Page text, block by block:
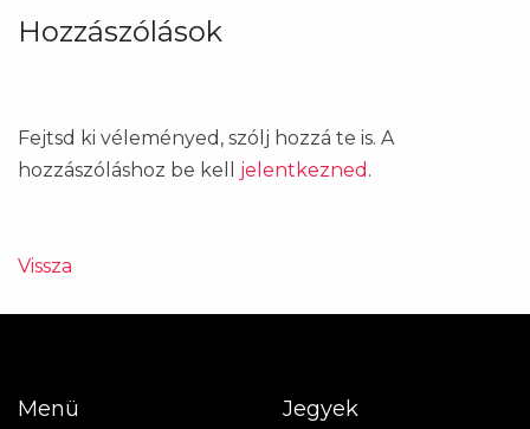
Hozzászólások
Fejtsd ki véleményed, szólj hozzá te is. A
hozzászóláshoz be kell jelentkezned .
Vissza
Menü Jegyek